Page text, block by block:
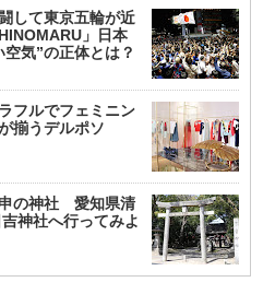
して東京五輪が近
」日本
気”の正体とは？
フルでフェミニン
揃うデルポソ
の神社 愛知県清
神社へ行ってみよ